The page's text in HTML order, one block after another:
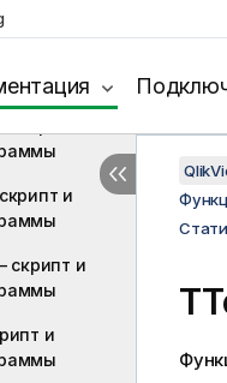
и
скрипт и
и